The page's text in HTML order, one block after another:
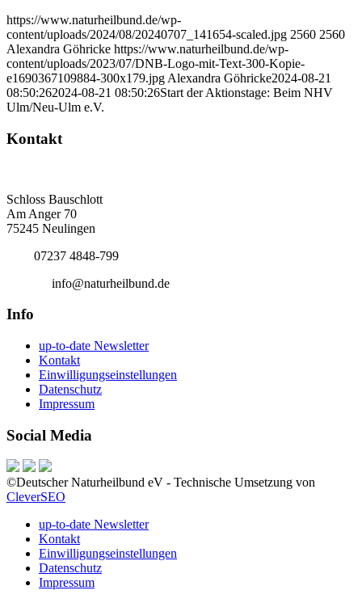
https://www.naturheilbund.de/wp-
content/uploads/2024/08/20240707_141654-scaled.jpg 2560 2560
Alexandra Göhricke https://www.naturheilbund.de/wp-
content/uploads/2023/07/DNB-Logo-mit-Text-300-Kopie-
e1690367109884-300x179.jpg Alexandra Göhricke2024-08-21
08:50:262024-08-21 08:50:26Start der Aktionstage: Beim NHV
Ulm/Neu-Ulm e.V.
Kontakt
Schloss Bauschlott
Am Anger 70
75245 Neulingen
07237 4848-799
info@naturheilbund.de
Info
up-to-date Newsletter
Kontakt
Einwilligungseinstellungen
Datenschutz
Impressum
Social Media
©Deutscher Naturheilbund eV - Technische Umsetzung von
CleverSEO
up-to-date Newsletter
Kontakt
Einwilligungseinstellungen
Datenschutz
Impressum